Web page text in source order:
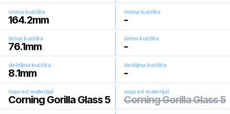
visina kućišta
164.2mm
visina kućišta
-
širina kućišta
76.1mm
širina kućišta
-
debljina kućišta
8.1mm
debljina kućišta
-
napred materijal
Corning Gorilla Glass 5
napred materijal
Corning Gorilla Glass 5